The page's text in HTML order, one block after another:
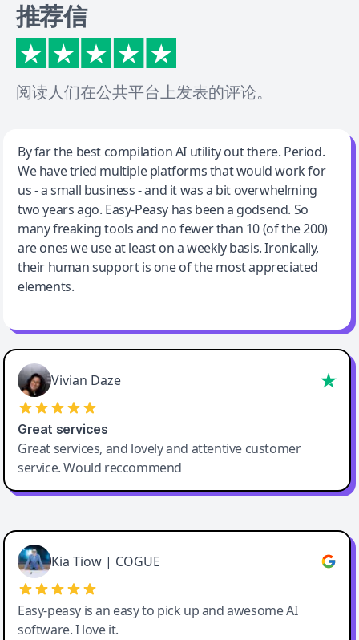
推荐信
阅读人们在公共平台上发表的评论。
Jeff Wilson
By far the best compilation AI utility
By far the best compilation AI utility out there. Period.
We have tried multiple platforms that would work for
us - a small business - and it was a bit overwhelming
two years ago. Easy-Peasy has been a godsend. So
many freaking tools and no fewer than 10 (of the 200)
are ones we use at least on a weekly basis. Ironically,
their human support is one of the most appreciated
elements.
Vivian Daze
Great services
Great services, and lovely and attentive customer
service. Would reccommend
Cody Crabb
Great service, Best AI tool
Kia Tiow | COGUE
Easy-peasy is an easy to pick up and awesome AI
software. I love it.